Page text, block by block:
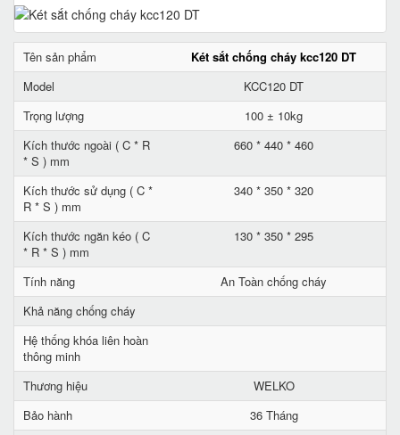
Tên sản phẩm
Két sắt chống cháy kcc120 DT
Model
KCC120 DT
Trọng lượng
100 ± 10kg
Kích thước ngoài ( C * R
* S ) mm
660 * 440 * 460
Kích thước sử dụng ( C *
R * S ) mm
340 * 350 * 320
Kích thước ngăn kéo ( C
* R * S ) mm
130 * 350 * 295
Tính năng
An Toàn chống cháy
Khả năng chống cháy
Hệ thống khóa liên hoàn
thông minh
Thương hiệu
WELKO
Bảo hành
36 Tháng